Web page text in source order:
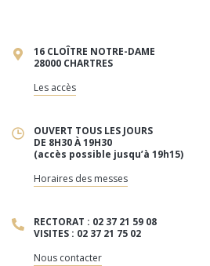
16 CLOÎTRE NOTRE-DAME
28000 CHARTRES
Les accès
OUVERT TOUS LES JOURS
DE 8H30 À 19H30
(accès possible jusqu’à 19h15)
Horaires des messes
RECTORAT : 02 37 21 59 08
VISITES : 02 37 21 75 02
Nous contacter